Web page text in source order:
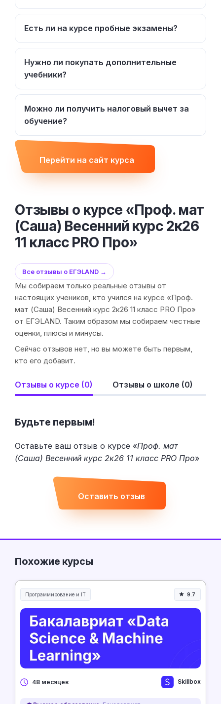
Есть ли на курсе пробные экзамены?
Нужно ли покупать дополнительные
учебники?
Можно ли получить налоговый вычет за
обучение?
Перейти на сайт курса
Отзывы о курсе «Проф. мат
(Саша) Весенний курс 2к26
11 класс PRO Про»
Все отзывы о ЕГЭLAND →
Мы собираем только реальные отзывы от
настоящих учеников, кто учился на курсе «Проф.
мат (Саша) Весенний курс 2к26 11 класс PRO Про»
от ЕГЭLAND. Таким образом мы собираем честные
оценки, плюсы и минусы.
Сейчас отзывов нет, но вы можете быть первым,
кто его добавит.
Отзывы о курсе (0) Отзывы о школе (0)
Будьте первым!
Оставьте ваш отзыв о курсе «Проф. мат
(Саша) Весенний курс 2к26 11 класс PRO Про»
Оставить отзыв
Похожие курсы
Программирование и IT 9.7
48 месяцев Skillbox